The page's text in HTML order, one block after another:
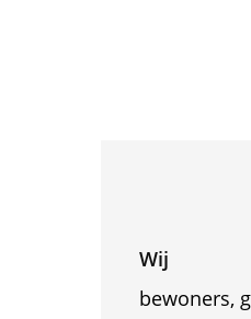
Wij
bewoners,